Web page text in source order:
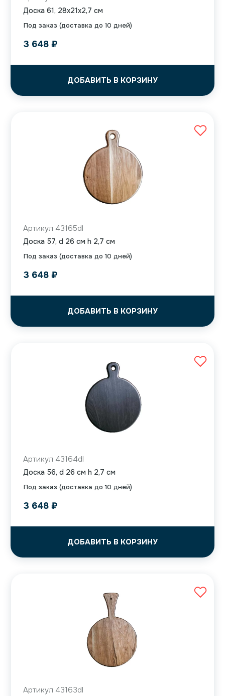
Под заказ (доставка до 10 дней)
Доска 61, 28x21x2,7 см
3 648 ₽
ДОБАВИТЬ В КОРЗИНУ
Под заказ (доставка до 10 дней)
Артикул 43165dl
Доска 57, d 26 см h 2,7 см
3 648 ₽
ДОБАВИТЬ В КОРЗИНУ
Под заказ (доставка до 10 дней)
Артикул 43164dl
Доска 56, d 26 см h 2,7 см
3 648 ₽
ДОБАВИТЬ В КОРЗИНУ
Артикул 43163dl